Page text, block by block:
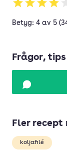
Betyg: 4 av 5
Frågor,
Fler recept
koljafilé